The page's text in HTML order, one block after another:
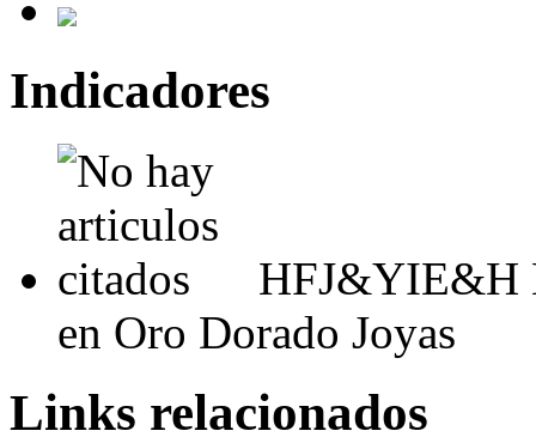
Indicadores
HFJ&YIE&H
en Oro Dorado Joyas
Links relacionados